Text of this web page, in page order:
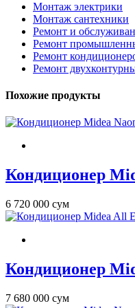
Монтаж электрики
Монтаж сантехники
Ремонт и
Ремонт
Ремонт
Ремонт
Похожие продукты
Кондиционер
6 720 000 сум
Кондиционер
7 680 000 сум